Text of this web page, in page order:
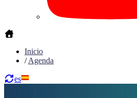
Inicio
/Agenda
es